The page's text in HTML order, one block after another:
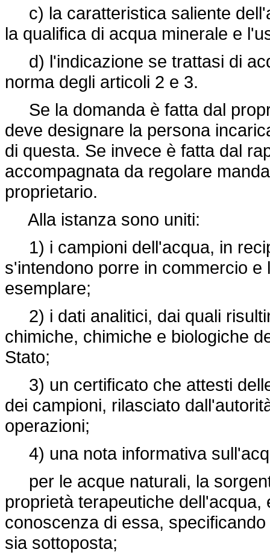
c) la caratteristica saliente
la qualifica di acqua minerale e
d) l'indicazione se trattasi di
norma degli articoli 2 e 3.
Se la domanda è fatta dal
deve designare la persona
di questa. Se invece è fatta dal
accompagnata da regolare
proprietario.
Alla istanza sono uniti:
1) i campioni dell'acqua, in
s'intendono porre in commercio
esemplare;
2) i dati analitici, dai quali
chimiche, chimiche e biologiche
Stato;
3) un certificato che attesti
dei campioni, rilasciato
operazioni;
4) una nota informativa
per le acque naturali, la
proprietà terapeutiche
conoscenza di essa,
sia sottoposta;